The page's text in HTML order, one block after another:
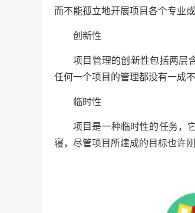
而不能孤立地开展项目各个专业
创新性
项目管理的创新性包括两层
任何一个项目的管理都没有一成
临时性
项目是一种临时性的任务，
寝，尽管项目所建成的目标也许